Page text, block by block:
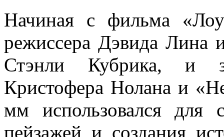
Начиная с фильма
режиссера Дэвида Лина
Стэнли Кубрика, и
Кристофера Нолана и
мм использовался для
пейзажей и создания